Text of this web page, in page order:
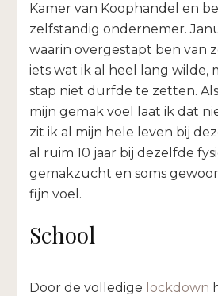
Kamer van Koophandel en
zelfstandig ondernemer.
waarin overgestapt ben van
iets wat ik al heel lang wilde,
stap niet durfde te zetten.
mijn gemak voel laat ik dat
zit ik al mijn hele leven bij
al ruim 10 jaar bij dezelfde
gemakzucht en soms
fijn voel.
School
Door de volledige lockdown